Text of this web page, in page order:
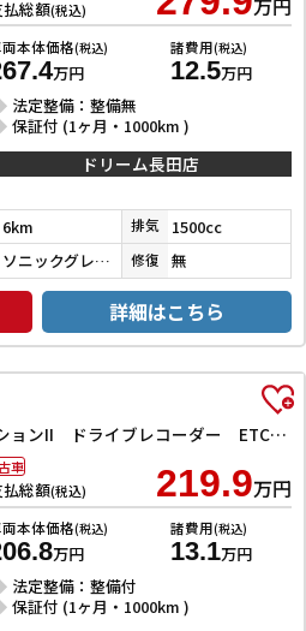
払総額(税込) 万円
本体価格(税込)
万円
諸費用(税込)
12.5万円
法定整備：整備無
保証付 (1ヶ月・1000km )
ドリーム長田店
6km 排気 1500cc
ソニックグレーパール 修復 無
詳細はこちら
ハイウェイスター VセレクションII ドライブレコーダー ETC 全周囲カメラ ナビ TV クリアランスソナー オートクルーズコントロール パークアシスト 衝突被害軽減システム 両側電動スライドドア オートライト LEDヘッドランプ
払総額(税込) 219.9万円
本体価格(税込)
万円
諸費用(税込)
13.1万円
法定整備：整備付
保証付 (1ヶ月・1000km )
車